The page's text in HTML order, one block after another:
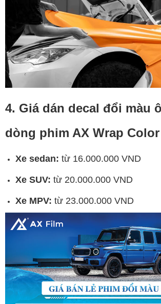
4. Giá dán decal đổi màu
dòng phim AX Wrap Color
Xe sedan: từ 16.000.000 VND
Xe SUV: từ 20.000.000 VND
Xe MPV: từ 23.000.000 VND